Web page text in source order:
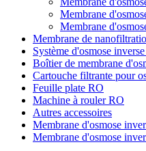
Membrane
Membrane
Membrane de
Système d'osmose
Boîtier de membrane
Cartouche filtrante pour
Feuille plate RO
Machine à rouler RO
Autres accessoires
Membrane d'osmose
Membrane d'osmose